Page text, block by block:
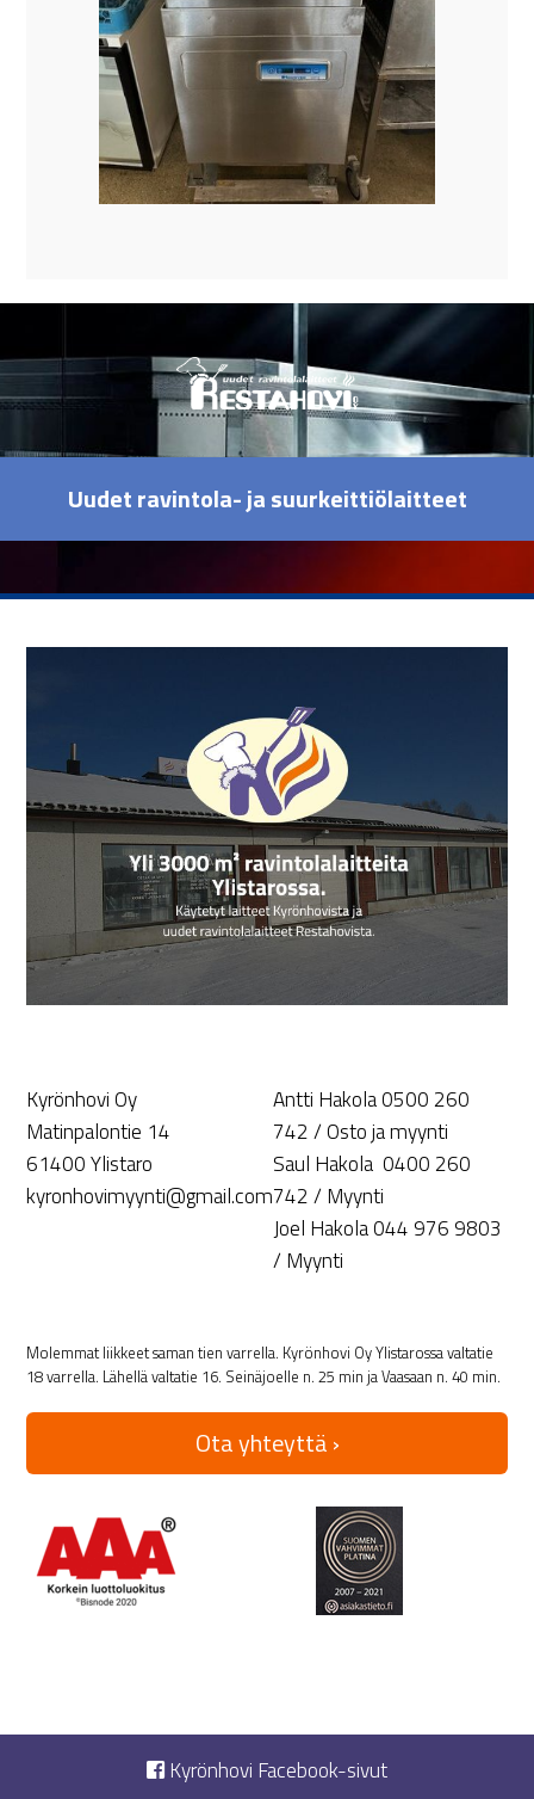
Uudet ravintola- ja suurkeittiölaitteet
Kyrönhovi Oy
Matinpalontie 14
61400 Ylistaro
kyronhovimyynti@gmail.com
Antti Hakola 0500 260
742 / Osto ja myynti
Saul Hakola 0400 260
742 / Myynti
Joel Hakola 044 976 9803
/ Myynti
Molemmat liikkeet saman tien varrella. Kyrönhovi Oy Ylistarossa valtatie
18 varrella. Lähellä valtatie 16. Seinäjoelle n. 25 min ja Vaasaan n. 40 min.
Ota yhteyttä ›
Kyrönhovi Facebook-sivut